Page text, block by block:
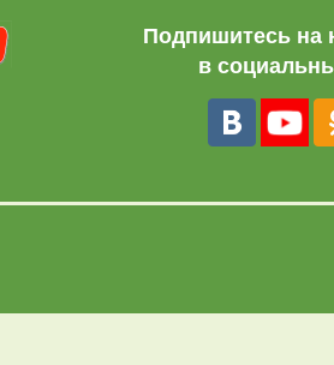
Подпишитесь на
в